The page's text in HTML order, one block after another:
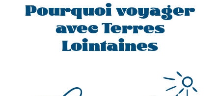
Pourquoi voyager
avec Terres
Lointaines